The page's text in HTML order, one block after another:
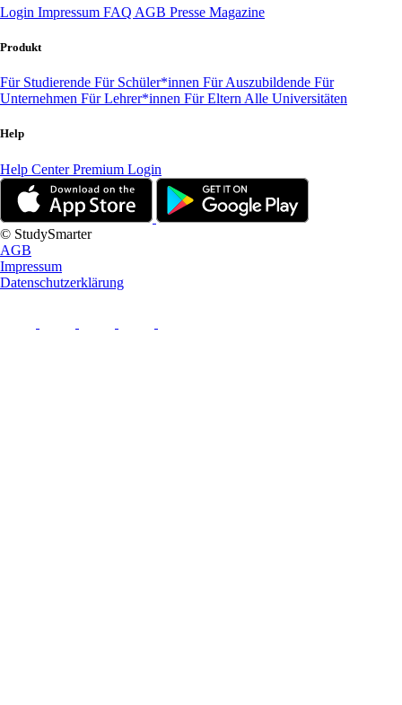
Login Impressum FAQ AGB Presse Magazine
Produkt
Für Studierende Für Schüler*innen Für Auszubildende Für
Unternehmen Für Lehrer*innen Für Eltern Alle Universitäten
Help
Help CenterPremium Login
© StudySmarter
AGB
Impressum
Datenschutzerklärung